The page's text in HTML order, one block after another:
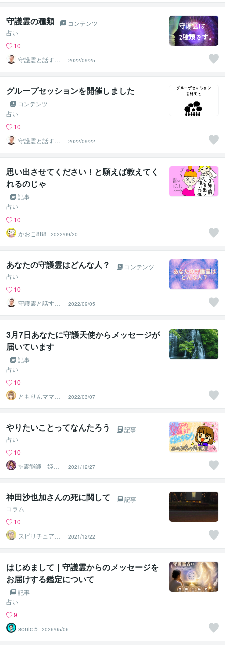
守護霊の種類
コンテンツ
占い
10
守護霊と話す人
｜まこと
2022/09/25
グループセッションを開催しました
コンテンツ
占い
10
守護霊と話す人
｜まこと
2022/09/22
思い出させてください！と願えば教えてく
れるのじゃ
記事
占い
10
かおこ888
2022/09/20
あなたの守護霊はどんな人？
コンテンツ
占い
10
守護霊と話す人
｜まこと
2022/09/05
3月7日あなたに守護天使からメッセージが
届いています
記事
占い
10
ともりんママ❤
ノマドワーカー
若林朋凛
2022/03/07
やりたいことってなんたろう
記事
占い
10
✨霊能師 姫神✨
心を導く、守護
霊の通訳者
2021/12/27
神田沙也加さんの死に関して
記事
コラム
10
スピリチュアル
カウンセラー
神山 純
2021/12/22
はじめまして｜守護霊からのメッセージを
お届けする鑑定について
記事
占い
9
sonic 5
2026/05/06